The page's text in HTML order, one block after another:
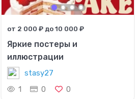
от 2 000 ₽ до 10 000 ₽
Яркие постеры и
иллюстрации
stasy27
1
0 0